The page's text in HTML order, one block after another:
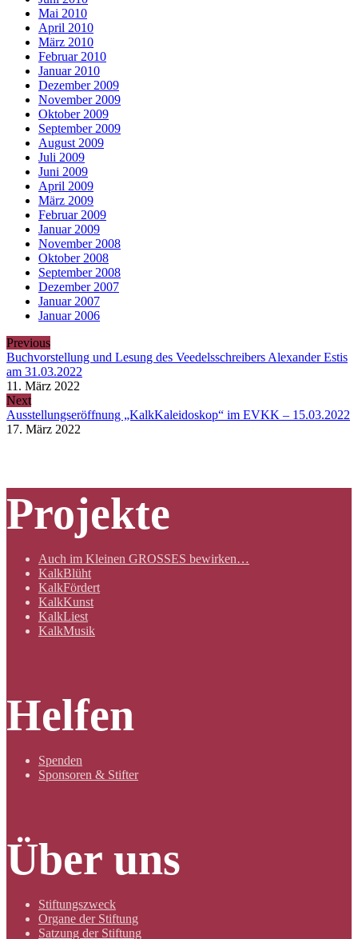
Mai 2010
April 2010
März 2010
Februar 2010
Januar 2010
Dezember 2009
November 2009
Oktober 2009
September 2009
August 2009
Juli 2009
Juni 2009
April 2009
März 2009
Februar 2009
Januar 2009
November 2008
Oktober 2008
September 2008
Dezember 2007
Januar 2007
Januar 2006
Previous
Buchvorstellung und Lesung des Veedelsschreibers Alexander Estis
am 31.03.2022
11. März 2022
Next
Ausstellungseröffnung „KalkKaleidoskop“ im EVKK – 15.03.2022
17. März 2022
Projekte
Auch im Kleinen GROSSES bewirken…
KalkBlüht
KalkFördert
KalkKunst
KalkLiest
KalkMusik
Helfen
Spenden
Sponsoren & Stifter
Über uns
Stiftungszweck
Organe der Stiftung
Satzung der Stiftung